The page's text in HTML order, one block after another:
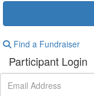
Find a Fundraiser
Participant Login